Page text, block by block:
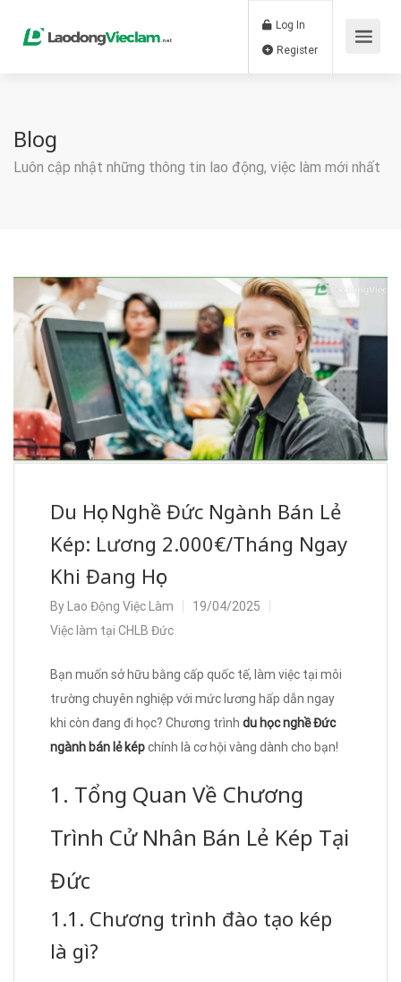
Log In
Blog
Luôn cập nhật những thông tin lao động, việc làm mới nhất
Du Học Nghề Đức Ngành Bán Lẻ
Kép: Lương 2.000€/Tháng Ngay
Khi Đang Học
By Lao Động Việc Làm
19/04/2025
Việc làm tại CHLB Đức
Bạn muốn sở hữu bằng cấp quốc tế, làm việc tại môi
trường chuyên nghiệp với mức lương hấp dẫn ngay
khi còn đang đi học? Chương trình du học nghề Đức
ngành bán lẻ képchính là cơ hội vàng dành cho bạn!
1. Tổng Quan Về Chương
Trình Cử Nhân Bán Lẻ Kép Tại
Đức
1.1. Chương trình đào tạo kép
là gì?